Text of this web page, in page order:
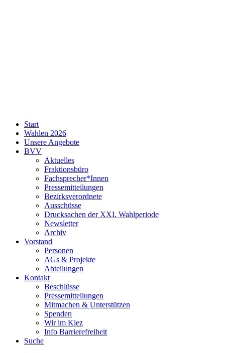
Neukölln
Start
Wahlen 2026
Unsere Angebote
BVV
Aktuelles
Fraktionsbüro
Fachsprecher*Innen
Pressemitteilungen
Bezirksverordnete
Ausschüsse
Drucksachen der XXI. Wahlperiode
Newsletter
Archiv
Vorstand
Personen
AGs & Projekte
Abteilungen
Kontakt
Beschlüsse
Pressemitteilungen
Mitmachen & Unterstützen
Spenden
Wir im Kiez
Info Barrierefreiheit
Suche